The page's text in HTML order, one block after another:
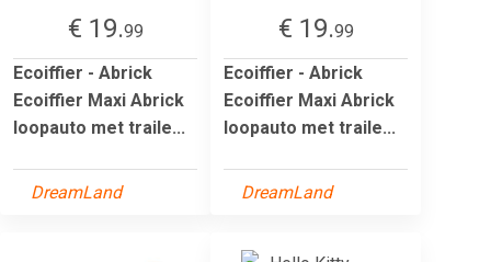
€ 19.99
Ecoiffier - Abrick
Ecoiffier Maxi Abrick
loopauto met traile...
DreamLand
€ 19.99
Ecoiffier - Abrick
Ecoiffier Maxi Abrick
loopauto met traile...
DreamLand